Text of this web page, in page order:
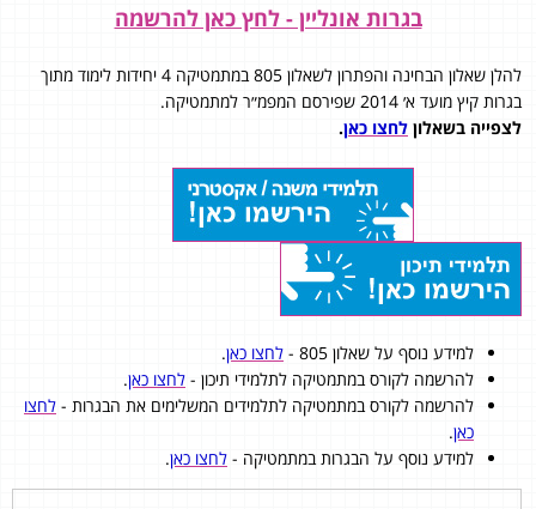
בגרות אונליין - לחץ כאן להרשמה
להלן שאלון הבחינה והפתרון לשאלון 805 במתמטיקה 4 יחידות לימוד מתוך
בגרות קיץ מועד א׳ 2014 שפירסם המפמ״ר למתמטיקה.
לצפייה בשאלון לחצו כאן.
למידע נוסף על שאלון 805 - לחצו כאן.
להרשמה לקורס במתמטיקה לתלמידי תיכון - לחצו כאן.
להרשמה לקורס במתמטיקה לתלמידים המשלימים את הבגרות - לחצו
כאן.
למידע נוסף על הבגרות במתמטיקה - לחצו כאן.